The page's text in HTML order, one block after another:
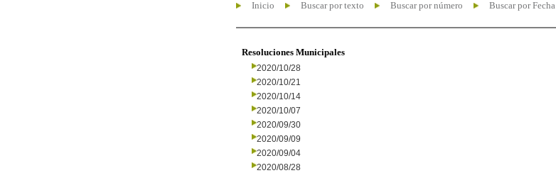
Inicio Buscar por texto Buscar por número Buscar por Fecha
Resoluciones Municipales
2020/10/28
2020/10/21
2020/10/14
2020/10/07
2020/09/30
2020/09/09
2020/09/04
2020/08/28